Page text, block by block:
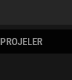
PROJELER